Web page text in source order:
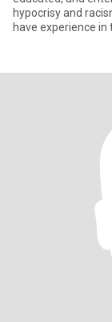
hypocrisy and racism. I wish goodness and peace for all
have experience